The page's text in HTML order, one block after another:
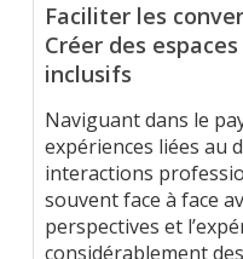
Faciliter les
Créer des
inclusifs
Naviguant dans le
expériences liées au
interactions
souvent face à face
perspectives et
considérablement